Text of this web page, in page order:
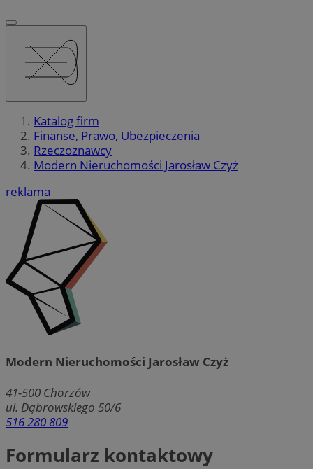
Katalog firm
Finanse, Prawo, Ubezpieczenia
Rzeczoznawcy
Modern Nieruchomości Jarosław Czyż
reklama
Modern Nieruchomości Jarosław Czyż
41-500 Chorzów
ul. Dąbrowskiego 50/6
516 280 809
Formularz kontaktowy